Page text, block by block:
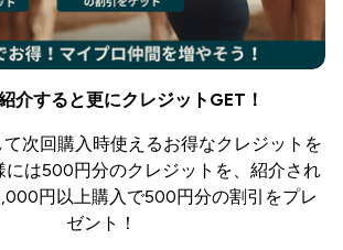
介すると更にクレジットGET！
次回購入時使えるお得なクレジットを
には500円分のクレジットを、紹介され
円以上購入で500円分の割引をプレ
ゼント！